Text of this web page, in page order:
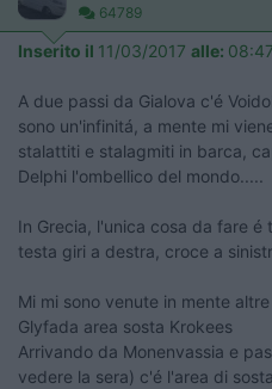
64789
Inserito il 11/03/2017 alle:
A due passi da Gialova c'é
sono un'infinitá, a mente mi
stalattiti e stalagmiti in barca,
Delphi l'ombellico del mondo.....
In Grecia, l'unica cosa da fare é
testa giri a destra, croce a
Mi mi sono venute in mente
Glyfada area sosta Krokees
Arrivando da Monenvassia e
vedere la sera) c'é l'area di